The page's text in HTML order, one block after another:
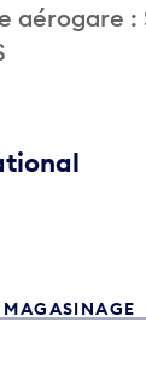
:
MAGASINAGE